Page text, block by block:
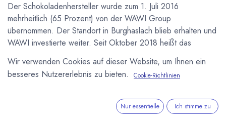
Der Schokoladenhersteller wurde zum 1. Juli 2016
mehrheitlich (65 Prozent) von der WAWI Group
übernommen. Der Standort in Burghaslach blieb erhalten und
WAWI investierte weiter. Seit Oktober 2018 heißt das
Unternehmen WAWI Innovation GmbH.
Newsletter
Wir verwenden Cookies auf dieser Website, um Ihnen ein
besseres Nutzererlebnis zu bieten.
Cookie-Richtlinien
Nur essentielle Ich stimme zu